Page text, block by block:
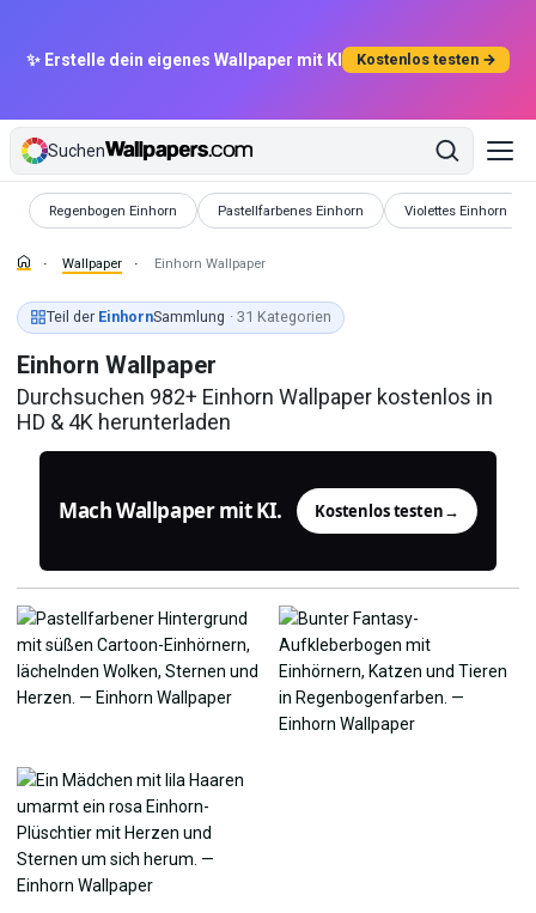
✨ Erstelle dein eigenes Wallpaper mit KI Kostenlos testen →
Suchen
Regenbogen Einhorn
Wallpaper Pastellfarbenes Einhorn
Wallpaper Violettes Einhorn
Wallpaper
Wallpaper Einhorn Wallpaper
Teil der EinhornSammlung · 31 Kategorien
Einhorn Wallpaper
Durchsuchen 982+ Einhorn Wallpaper kostenlos in
HD & 4K herunterladen
Mach Wallpaper mit KI. Kostenlos testen→